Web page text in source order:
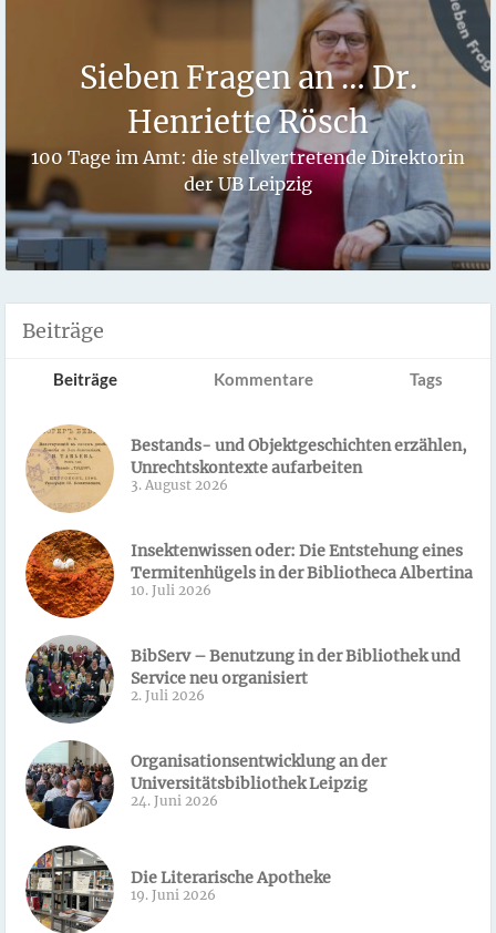
Sieben Fragen an … Dr.
Henriette Rösch
100 Tage im Amt: die stellvertretende Direktorin
der UB Leipzig
Beiträge
Beiträge Kommentare Tags
Bestands- und Objektgeschichten erzählen,
Unrechtskontexte aufarbeiten
3. August 2026
Insektenwissen oder: Die Entstehung eines
Termitenhügels in der Bibliotheca Albertina
10. Juli 2026
BibServ – Benutzung in der Bibliothek und
Service neu organisiert
2. Juli 2026
Organisationsentwicklung an der
Universitätsbibliothek Leipzig
24. Juni 2026
Die Literarische Apotheke
19. Juni 2026